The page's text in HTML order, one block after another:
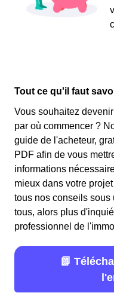
Tout ce qu'il faut
Vous souhaitez
par où commencer ?
guide de l'acheteur,
PDF afin de vous
informations
mieux dans votre
tous nos conseils sous
tous, alors plus
professionnel de
📗